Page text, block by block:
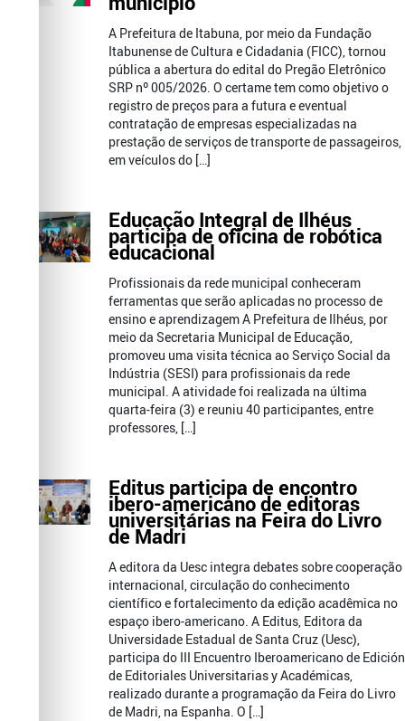
A Prefeitura de Itabuna, por meio da Fundação
Itabunense de Cultura e Cidadania (FICC), tornou
pública a abertura do edital do Pregão Eletrônico
SRP nº 005/2026. O certame tem como objetivo o
registro de preços para a futura e eventual
contratação de empresas especializadas na
prestação de serviços de transporte de passageiros,
em veículos do […]
Educação Integral de Ilhéus
participa de oficina de robótica
educacional
Profissionais da rede municipal conheceram
ferramentas que serão aplicadas no processo de
ensino e aprendizagem A Prefeitura de Ilhéus, por
meio da Secretaria Municipal de Educação,
promoveu uma visita técnica ao Serviço Social da
Indústria (SESI) para profissionais da rede
municipal. A atividade foi realizada na última
quarta-feira (3) e reuniu 40 participantes, entre
professores, […]
Editus participa de encontro
ibero-americano de editoras
universitárias na Feira do Livro
de Madri
A editora da Uesc integra debates sobre cooperação
internacional, circulação do conhecimento
científico e fortalecimento da edição acadêmica no
espaço ibero-americano. A Editus, Editora da
Universidade Estadual de Santa Cruz (Uesc),
participa do III Encuentro Iberoamericano de Edición
de Editoriales Universitarias y Académicas,
realizado durante a programação da Feira do Livro
de Madri, na Espanha. O […]